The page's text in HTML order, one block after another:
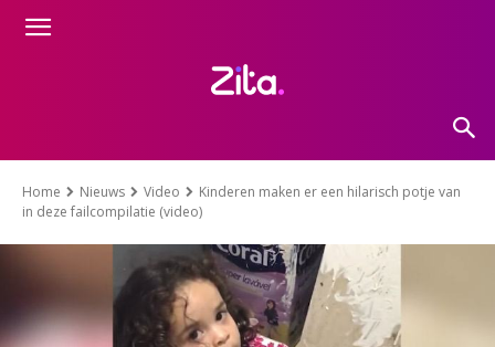
Home Nieuws Video
Kinderen maken er een hilarisch potje van
in deze failcompilatie (video)